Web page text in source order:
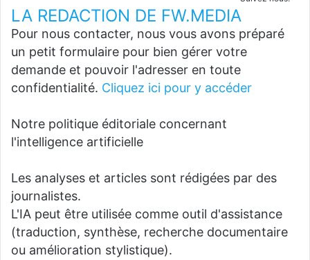
LA REDACTION DE FW.MEDIA
Pour nous contacter, nous vous avons préparé
un petit formulaire pour bien gérer votre
demande et pouvoir l'adresser en toute
confidentialité. Cliquez ici pour y accéder
Notre politique éditoriale concernant
l'intelligence artificielle
Les analyses et articles sont rédigées par des
journalistes.
L'IA peut être utilisée comme outil d'assistance
(traduction, synthèse, recherche documentaire
ou amélioration stylistique).